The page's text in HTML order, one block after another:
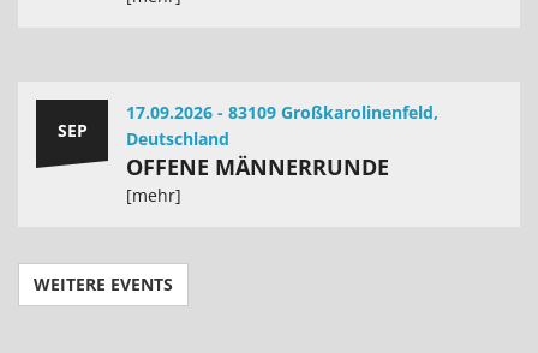
SEP
17.09.2026 - 83109 Großkarolinenfeld,
Deutschland
OFFENE MÄNNERRUNDE
[mehr]
WEITERE EVENTS